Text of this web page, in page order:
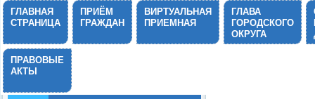
ГЛАВНАЯ
СТРАНИЦА
ПРИЁМ
ГРАЖДАН
ВИРТУАЛЬНАЯ
ПРИЕМНАЯ
ГЛАВА
ГОРОДСКОГО
ОКРУГА
ПРАВОВЫЕ
АКТЫ